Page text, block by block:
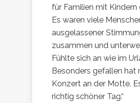
für Familien mit Kindern
Es waren viele
ausgelassener
zusammen und
Fühlte sich an wie im
Besonders gefallen hat
Konzert an der Motte.
richtig schöner Tag.“